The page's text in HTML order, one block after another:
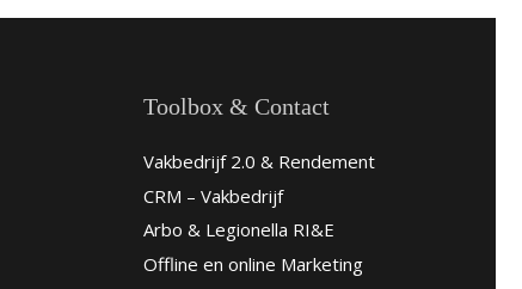
Toolbox & Contact
Vakbedrijf 2.0 & Rendement
CRM – Vakbedrijf
Arbo & Legionella RI&E
Offline en online Marketing